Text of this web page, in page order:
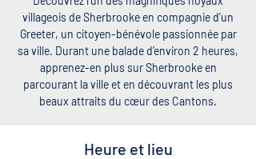
villageois de Sherbrooke en compagnie d’un
Greeter, un citoyen-bénévole passionnée par
sa ville. Durant une balade d’environ 2 heures,
apprenez-en plus sur Sherbrooke en
parcourant la ville et en découvrant les plus
beaux attraits du cœur des Cantons.
Heure et lieu